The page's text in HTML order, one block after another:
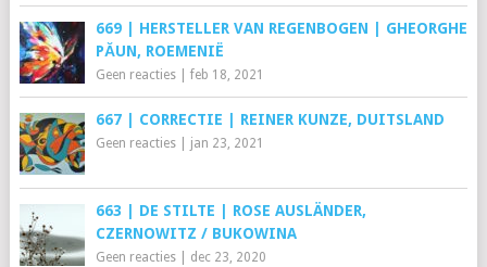
669 | HERSTELLER VAN REGENBOGEN | GHEORGHE
PĂUN, ROEMENIË
Geen reacties| feb 18, 2021
667 | CORRECTIE | REINER KUNZE, DUITSLAND
Geen reacties| jan 23, 2021
663 | DE STILTE | ROSE AUSLÄNDER,
CZERNOWITZ / BUKOWINA
Geen reacties| dec 23, 2020